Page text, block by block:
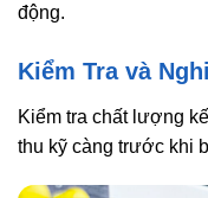
động.
Kiểm Tra và
Kiểm tra chất lượng
thu kỹ càng trước khi